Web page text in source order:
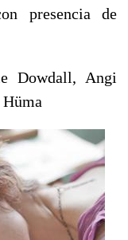
presencia de
Dowdall, Angi